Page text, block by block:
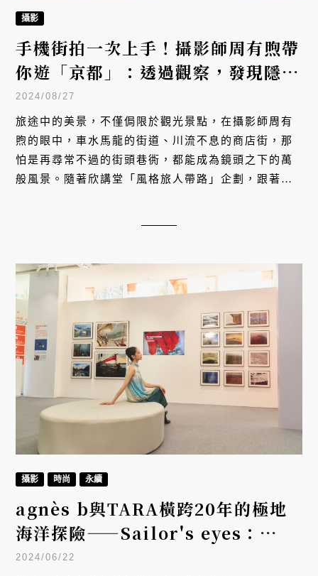
攝影
手機街拍一次上手！攝影師周有煦帶
你遊「京都」：透過觀察，發現隱藏
城市中的美景
2024/08/27
旅途中的美景，不僅侷限於觀光景點，在攝影師周有
煦的眼中，車水馬龍的街道、川流不息的商店街，那
怕是再尋常不過的街頭巷衖，都能成為鏡頭之下的萬
般風景。隨著欣講堂「風格旅人帶路」企劃，跟著周
攝影 時尚 永續
agnès b與TARA橫跨20年的極地
海洋探險——Sailor's eyes：
TARA探險員視界攝影展
2024/06/22